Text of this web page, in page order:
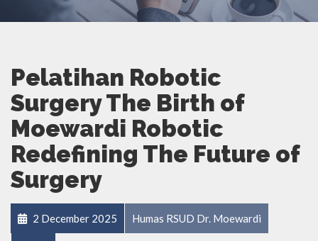
Pelatihan Robotic
Surgery The Birth of
Moewardi Robotic
Redefining The Future of
Surgery
2 December 2025 Humas RSUD Dr. Moewardi